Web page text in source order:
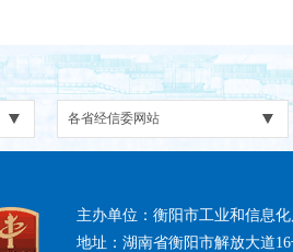
主办单位：衡阳市工业和信息
地址：湖南省衡阳市解放大道